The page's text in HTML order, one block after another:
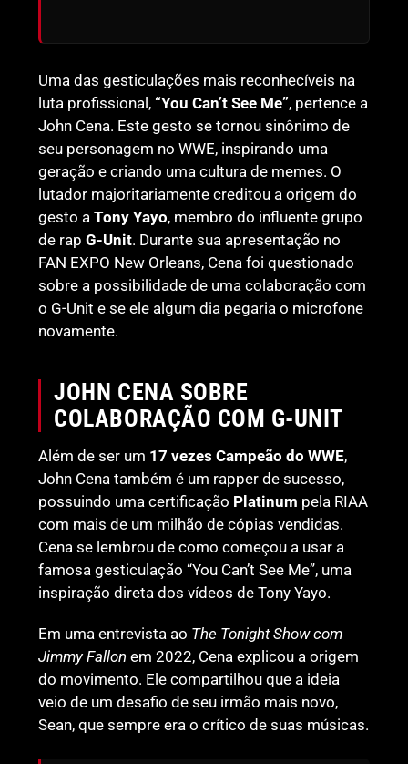
Uma das gesticulações mais reconhecíveis na
luta profissional, “You Can’t See Me”, pertence a
John Cena. Este gesto se tornou sinônimo de
seu personagem no WWE, inspirando uma
geração e criando uma cultura de memes. O
lutador majoritariamente creditou a origem do
gesto aTony Yayo, membro do influente grupo
de rapG-Unit. Durante sua apresentação no
FAN EXPO New Orleans, Cena foi questionado
sobre a possibilidade de uma colaboração com
o G-Unit e se ele algum dia pegaria o microfone
novamente.
JOHN CENA SOBRE
COLABORAÇÃO COM G-UNIT
Além de ser um 17 vezes Campeão do WWE,
John Cena também é um rapper de sucesso,
possuindo uma certificação Platinum pela RIAA
com mais de um milhão de cópias vendidas.
Cena se lembrou de como começou a usar a
famosa gesticulação “You Can’t See Me”, uma
inspiração direta dos vídeos de Tony Yayo.
Em uma entrevista ao The Tonight Show com
Jimmy Fallon em 2022, Cena explicou a origem
do movimento. Ele compartilhou que a ideia
veio de um desafio de seu irmão mais novo,
Sean, que sempre era o crítico de suas músicas.